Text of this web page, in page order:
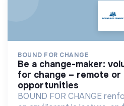
BOUND FOR CHANGE
be a change-maker: volunteer with bound
for change – remote
opportunities
BOUND FOR CHANGE